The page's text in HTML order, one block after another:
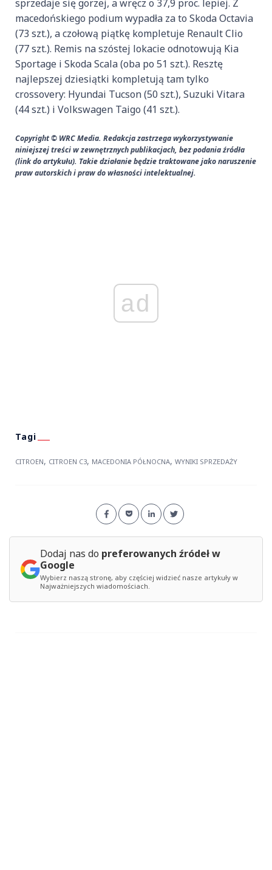
sprzedaje się gorzej, a wręcz o 37,9 proc. lepiej. Z
macedońskiego podium wypadła za to Skoda Octavia
(73 szt.), a czołową piątkę kompletuje Renault Clio
(77 szt.). Remis na szóstej lokacie odnotowują Kia
Sportage i Skoda Scala (oba po 51 szt.). Resztę
najlepszej dziesiątki kompletują tam tylko
crossovery: Hyundai Tucson (50 szt.), Suzuki Vitara
(44 szt.) i Volkswagen Taigo (41 szt.).
Copyright © WRC Media. Redakcja zastrzega wykorzystywanie
niniejszej treści w zewnętrznych publikacjach, bez podania źródła
(link do artykułu). Takie działanie będzie traktowane jako naruszenie
praw autorskich i praw do własności intelektualnej.
ad
CITROEN, CITROEN C3, MACEDONIA PÓŁNOCNA, WYNIKI SPRZEDAŻY
Dodaj nas do preferowanych źródeł w
Google
Wybierz naszą stronę, aby częściej widzieć nasze artykuły w
Najważniejszych wiadomościach.